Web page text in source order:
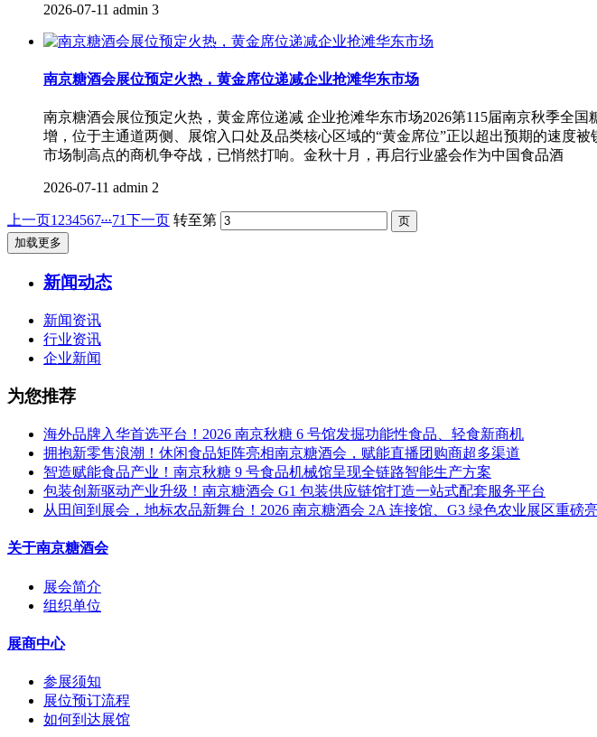
2026-07-11 admin 3
南京糖酒会展位预定火热，黄金席位递减企业抢滩华东市场
南京糖酒会展位预定火热，黄金席位递减 企业抢滩华东市场2026第115届南京秋季全
增，位于主通道两侧、展馆入口处及品类核心区域的“黄金席位”正以超出预期的速度
市场制高点的商机争夺战，已悄然打响。金秋十月，再启行业盛会作为中国食品酒
2026-07-11 admin 2
上一页1 234567...71下一页 转至第
加载更多
新闻动态
新闻资讯
行业资讯
企业新闻
为您推荐
海外品牌入华首选平台！2026 南京秋糖 6 号馆发掘功能性食品、轻食新商机
拥抱新零售浪潮！休闲食品矩阵亮相南京糖酒会，赋能直播团购商超多渠道
智造赋能食品产业！南京秋糖 9 号食品机械馆呈现全链路智能生产方案
包装创新驱动产业升级！南京糖酒会 G1 包装供应链馆打造一站式配套服务平台
从田间到展会，地标农品新舞台！2026 南京糖酒会 2A 连接馆、G3 绿色农业展区重磅
关于南京糖酒会
展会简介
组织单位
展商中心
参展须知
展位预订流程
如何到达展馆